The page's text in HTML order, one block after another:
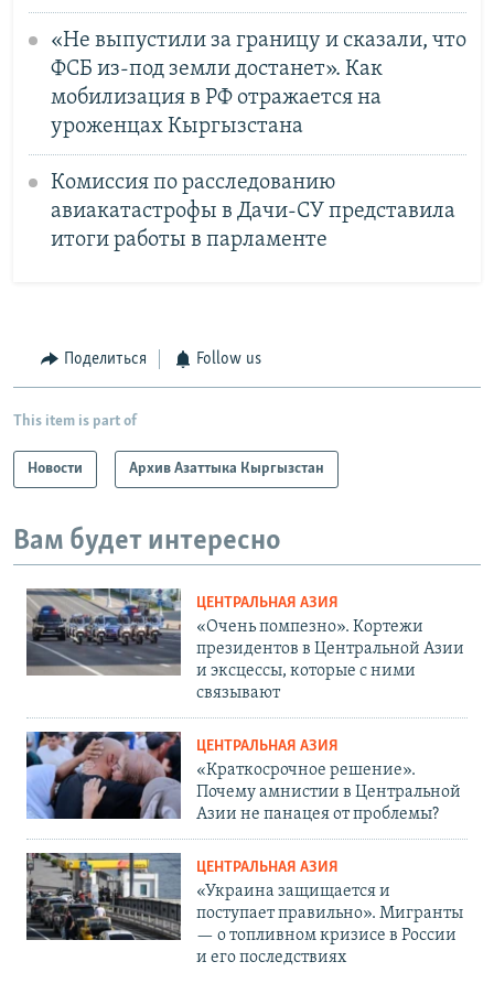
«Не выпустили за границу и сказали, что
ФСБ из-под земли достанет». Как
мобилизация в РФ отражается на
уроженцах Кыргызстана
Комиссия по расследованию
авиакатастрофы в Дачи-СУ представила
итоги работы в парламенте
Поделиться Follow us
This item is part of
Новости Архив Азаттыка Кыргызстан
Вам будет интересно
ЦЕНТРАЛЬНАЯ АЗИЯ
«Очень помпезно». Кортежи
президентов в Центральной Азии
и эксцессы, которые с ними
связывают
ЦЕНТРАЛЬНАЯ АЗИЯ
«Краткосрочное решение».
Почему амнистии в Центральной
Азии не панацея от проблемы?
ЦЕНТРАЛЬНАЯ АЗИЯ
«Украина защищается и
поступает правильно». Мигранты
— о топливном кризисе в России
и его последствиях